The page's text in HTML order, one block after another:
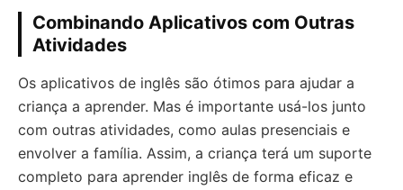
Combinando Aplicativos com Outras
Atividades
Os aplicativos de inglês são ótimos para ajudar a
criança a aprender. Mas é importante usá-los junto
com outras atividades, como aulas presenciais e
envolver a família. Assim, a criança terá um suporte
completo para aprender inglês de forma eficaz e